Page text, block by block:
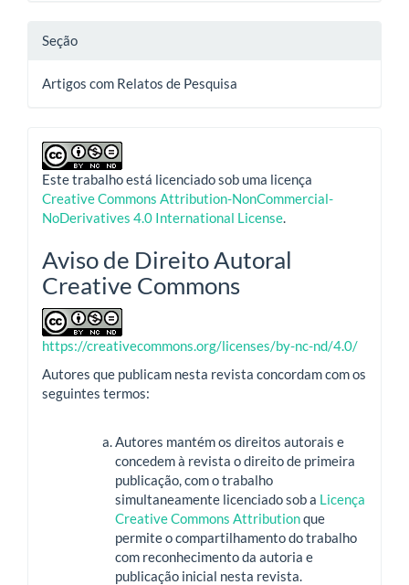
Seção
Artigos com Relatos de Pesquisa
Este trabalho está licenciado sob uma licença
Creative Commons Attribution-NonCommercial-
NoDerivatives 4.0 International License.
Aviso de Direito Autoral
Creative Commons
https://creativecommons.org/licenses/by-nc-nd/4.0/
Autores que publicam nesta revista concordam com os
seguintes termos:
Autores mantém os direitos autorais e
concedem à revista o direito de primeira
publicação, com o trabalho
simultaneamente licenciado sob a Licença
Creative Commons Attributionque
permite o compartilhamento do trabalho
com reconhecimento da autoria e
publicação inicial nesta revista.